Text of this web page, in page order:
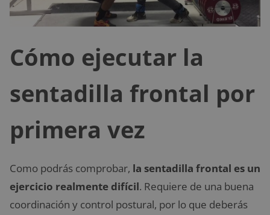
Cómo ejecutar la
sentadilla frontal por
primera vez
Como podrás comprobar, la sentadilla frontal es un
ejercicio realmente difícil. Requiere de una buena
coordinación y control postural, por lo que deberás